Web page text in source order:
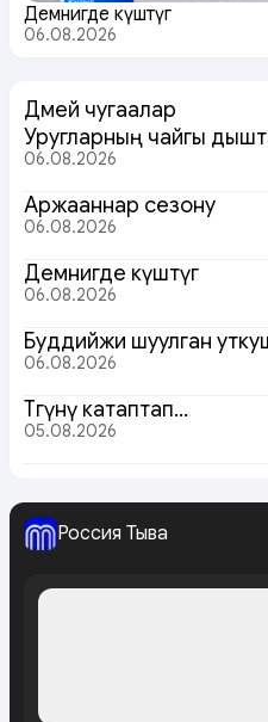
Демнигде күштүг
06.08.2026
Дөмей чугаалар
Уругларның чайгы
06.08.2026
Аржааннар сезону
06.08.2026
Демнигде күштүг
06.08.2026
Буддийжи шуулган
06.08.2026
Төөгүнү катаптап…
05.08.2026
Россия Тыва